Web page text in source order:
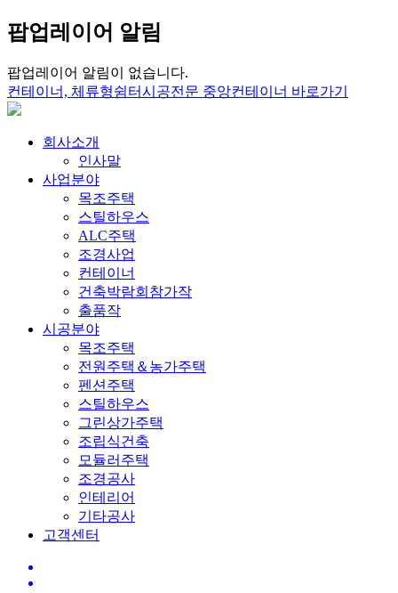
팝업레이어 알림
팝업레이어 알림이 없습니다.
컨테이너, 체류형쉼터시공전문 중앙컨테이너 바로가기
회사소개
인사말
사업분야
목조주택
스틸하우스
ALC주택
조경사업
컨테이너
건축박람회참가작
출품작
시공분야
목조주택
전원주택＆농가주택
펜션주택
스틸하우스
그린상가주택
조립식건축
모듈러주택
조경공사
인테리어
기타공사
고객센터